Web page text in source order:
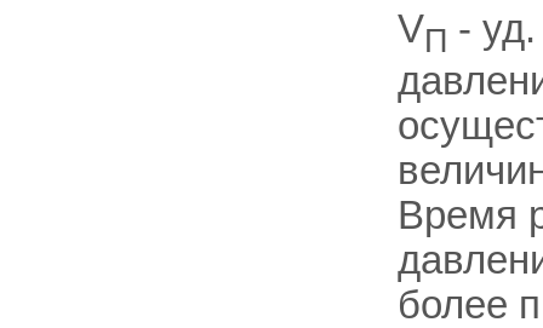
VП -
Время
более